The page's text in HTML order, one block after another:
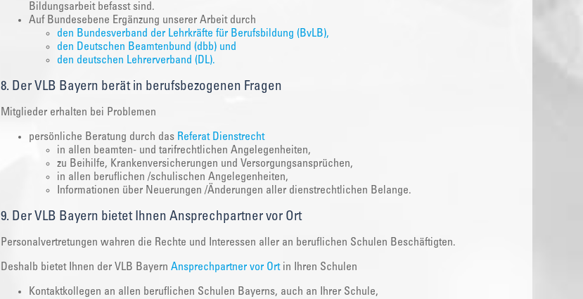
Bildungsarbeit befasst sind.
Auf Bundesebene Ergänzung unserer Arbeit durch
den Bundesverband der Lehrkräfte für Berufsbildung (BvLB),
den Deutschen Beamtenbund (dbb) und
den deutschen Lehrerverband (DL).
8. Der VLB Bayern berät in berufsbezogenen Fragen
Mitglieder erhalten bei Problemen
persönliche Beratung durch das Referat Dienstrecht
in allen beamten- und tarifrechtlichen Angelegenheiten,
zu Beihilfe, Krankenversicherungen und Versorgungsansprüchen,
in allen beruflichen /schulischen Angelegenheiten,
Informationen über Neuerungen /Änderungen aller dienstrechtlichen Belange.
9. Der VLB Bayern bietet Ihnen Ansprechpartner vor Ort
Personalvertretungen wahren die Rechte und Interessen aller an beruflichen Schulen Beschäftigten.
Deshalb bietet Ihnen der VLB Bayern Ansprechpartner vor Ortin Ihren Schulen
Kontaktkollegen an allen beruflichen Schulen Bayerns, auch an Ihrer Schule,